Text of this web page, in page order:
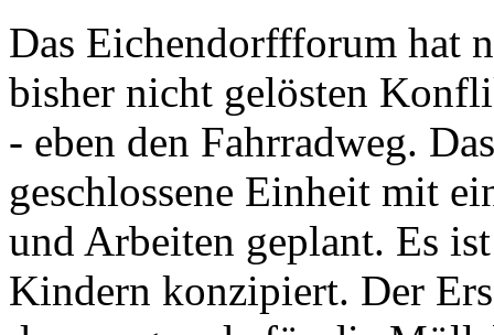
Das Eichendorffforum hat
bisher nicht gelösten
- eben den Fahrradweg.
geschlossene Einheit mit
und Arbeiten geplant. Es
Kindern konzipiert. Der